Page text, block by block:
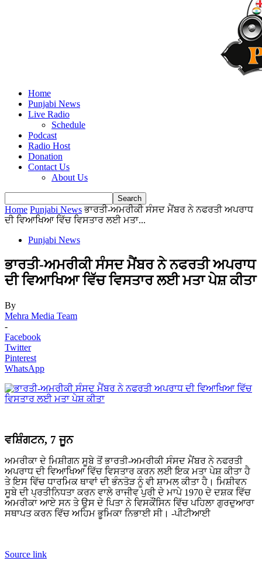
Home
Punjabi News
Live Radio
Schedule
Podcast
Radio Host
Donation
Contact Us
About Us
Home Punjabi News ਭਾਰਤੀ-ਅਮਰੀਕੀ ਸੰਸਦ ਮੈਂਬਰ ਨੇ ਨਫਰਤੀ ਅਪਰਾਧ
ਦੀ ਵਿਆਖਿਆ ਵਿੱਚ ਵਿਸਤਾਰ ਲਈ ਮਤਾ...
Punjabi News
ਭਾਰਤੀ-ਅਮਰੀਕੀ ਸੰਸਦ ਮੈਂਬਰ ਨੇ ਨਫਰਤੀ ਅਪਰਾਧ
ਦੀ ਵਿਆਖਿਆ ਵਿੱਚ ਵਿਸਤਾਰ ਲਈ ਮਤਾ ਪੇਸ਼ ਕੀਤਾ
By
Mehra Media Team
-
Facebook
Twitter
Pinterest
WhatsApp
ਵਸ਼ਿੰਗਟਨ, 7 ਜੂਨ
ਅਮਰੀਕਾ ਦੇ ਮਿਸ਼ੀਗਨ ਸੂਬੇ ਤੋਂ ਭਾਰਤੀ-ਅਮਰੀਕੀ ਸੰਸਦ ਮੈਂਬਰ ਨੇ ਨਫਰਤੀ
ਅਪਰਾਧ ਦੀ ਵਿਆਖਿਆ ਵਿੱਚ ਵਿਸਤਾਰ ਕਰਨ ਲਈ ਇਕ ਮਤਾ ਪੇਸ਼ ਕੀਤਾ ਹੈ
ਤੇ ਇਸ ਵਿੱਚ ਧਾਰਮਿਕ ਥਾਵਾਂ ਦੀ ਭੰਨਤੋੜ ਨੂੰ ਵੀ ਸ਼ਾਮਲ ਕੀਤਾ ਹੈ। ਮਿਸ਼ੀਵਨ
ਸੂਬੇ ਦੀ ਪ੍ਰਤੀਨਿਧਤਾ ਕਰਨ ਵਾਲੇ ਰਾਜੀਵ ਪੁਰੀ ਦੇ ਮਾਪੇ 1970 ਦੇ ਦਸ਼ਕ ਵਿੱਚ
ਅਮਰੀਕਾ ਆਏ ਸਨ ਤੇ ਉਸ ਦੇ ਪਿਤਾ ਨੇ ਵਿਸਕੌਂਸਿਨ ਵਿੱਚ ਪਹਿਲਾ ਗੁਰਦੁਆਰਾ
ਸਥਾਪਤ ਕਰਨ ਵਿੱਚ ਅਹਿਮ ਭੂਮਿਕਾ ਨਿਭਾਈ ਸੀ। -ਪੀਟੀਆਈ
Source link